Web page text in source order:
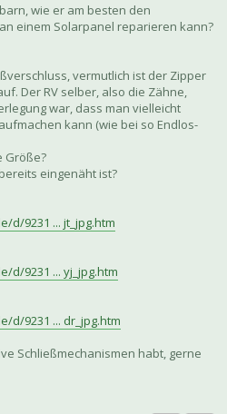
wie er am besten den
einem Solarpanel reparieren kann?
vermutlich ist der Zipper
Der RV selber, also die Zähne,
war, dass man vielleicht
kann (wie bei so Endlos-
Größe?
eingenäht ist?
9231 ... jt_jpg.htm
9231 ... yj_jpg.htm
d/9231 ... dr_jpg.htm
Schließmechanismen habt, gerne